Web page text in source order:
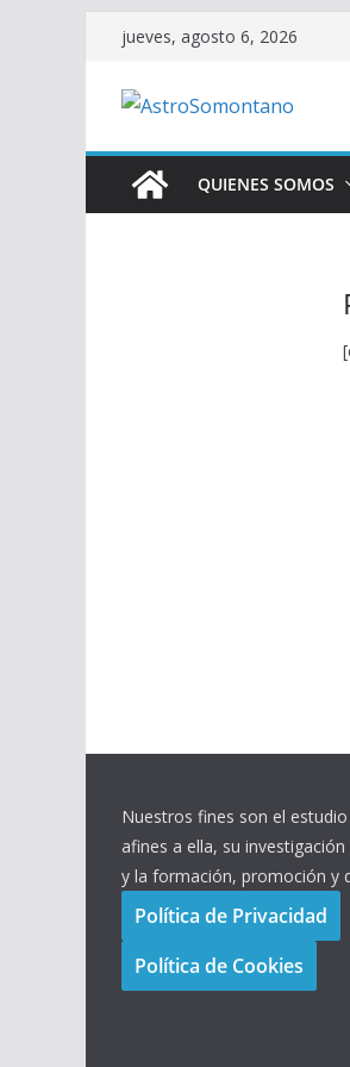
Saltar
contenido
jueves, agosto 6, 2026
QUIENES SOMOS
Nuestros fines son el
afines a ella, su
y la formación, promoción y
Política de Privacidad
Política de Cookies